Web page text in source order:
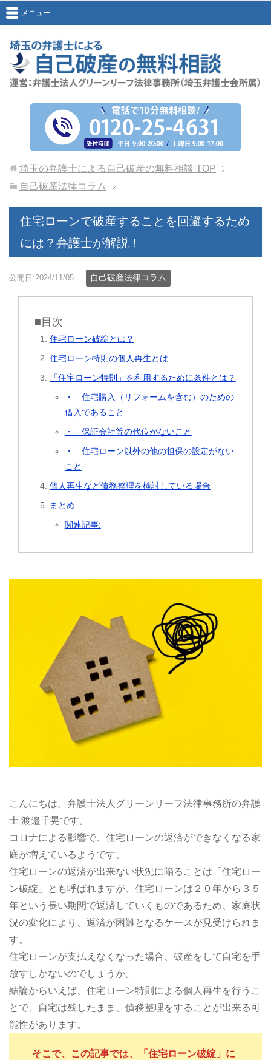
メニュー
埼玉の弁護士による自己破産の無料相談 TOP
自己破産法律コラム
住宅ローンで破産することを回避するため
には？弁護士が解説！
公開日:2024/11/05 自己破産法律コラム
■目次
住宅ローン破綻とは？
住宅ローン特則の個人再生とは
「住宅ローン特則」を利用するために条件とは？
・ 住宅購入（リフォームを含む）のための
借入であること
・ 保証会社等の代位がないこと
・ 住宅ローン以外の他の担保の設定がない
こと
個人再生など債務整理を検討している場合
まとめ
関連記事:
こんにちは。弁護士法人グリーンリーフ法律事務所の弁護
士 渡邉千晃です。
コロナによる影響で、住宅ローンの返済ができなくなる家
庭が増えているようです。
住宅ローンの返済が出来ない状況に陥ることは「住宅ロー
ン破綻」とも呼ばれますが、住宅ローンは２０年から３５
年という長い期間で返済していくものであるため、家庭状
況の変化により、返済が困難となるケースが見受けられま
す。
住宅ローンが支払えなくなった場合、破産をして自宅を手
放すしかないのでしょうか。
結論からいえば、住宅ローン特則による個人再生を行うこ
とで、自宅は残したまま、債務整理をすることが出来る可
能性があります。
そこで、この記事では、「住宅ローン破綻」に